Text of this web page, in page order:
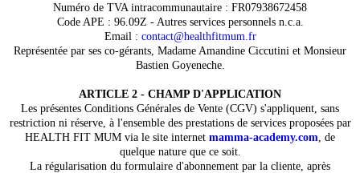
Numéro de TVA intracommunautaire : FR07938672458
Code APE : 96.09Z - Autres services personnels n.c.a.
Email : contact@healthfitmum.fr
Représentée par ses co-gérants, Madame Amandine Ciccutini et Monsieur
Bastien Goyeneche.
ARTICLE 2 - CHAMP D'APPLICATION
Les présentes Conditions Générales de Vente (CGV) s'appliquent, sans
restriction ni réserve, à l'ensemble des prestations de services proposées par
HEALTH FIT MUM via le site internet mamma-academy.com, de
quelque nature que ce soit.
La régularisation du formulaire d'abonnement par la cliente, après